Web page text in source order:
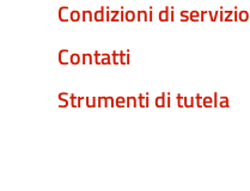
Condizioni di servizio
Contatti
Strumenti di tutela